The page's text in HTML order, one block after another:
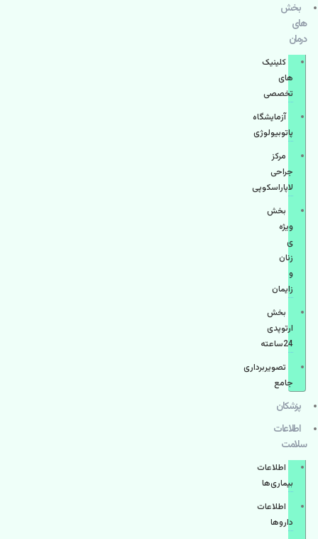
بخش
های
درمان
کلینیک
های
تخصصی
آزمایشگاه
پاتوبیولوژی
مرکز
جراحی
لاپاراسکوپی
بخش
ویژه
ی
زنان
و
زایمان
بخش
ارتوپدی
24ساعته
تصویربرداری
جامع
پزشكان
اطلاعات
سلامت
اطلاعات
بیماری‌ها
اطلاعات
دارو‌ها